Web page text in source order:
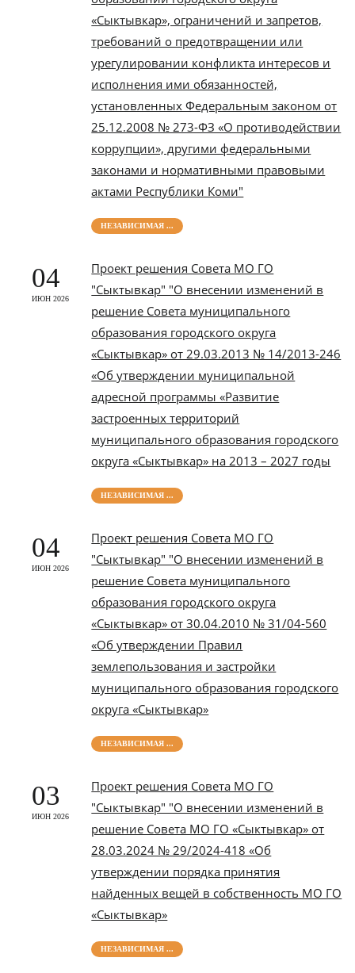
«Сыктывкар», ограничений и запретов,
требований о предотвращении или
урегулировании конфликта интересов и
исполнения ими обязанностей,
установленных Федеральным законом от
25.12.2008 № 273-ФЗ «О противодействии
коррупции», другими федеральными
законами и нормативными правовыми
актами Республики Коми"
НЕЗАВИСИМАЯ ...
04
ИЮН 2026
Проект решения Совета МО ГО
"Сыктывкар" "О внесении изменений в
решение Совета муниципального
образования городского округа
«Сыктывкар» от 29.03.2013 № 14/2013-246
«Об утверждении муниципальной
адресной программы «Развитие
застроенных территорий
муниципального образования городского
округа «Сыктывкар» на 2013 – 2027 годы
НЕЗАВИСИМАЯ ...
04
ИЮН 2026
Проект решения Совета МО ГО
"Сыктывкар" "О внесении изменений в
решение Совета муниципального
образования городского округа
«Сыктывкар» от 30.04.2010 № 31/04-560
«Об утверждении Правил
землепользования и застройки
муниципального образования городского
округа «Сыктывкар»
НЕЗАВИСИМАЯ ...
03
ИЮН 2026
Проект решения Совета МО ГО
"Сыктывкар" "О внесении изменений в
решение Совета МО ГО «Сыктывкар» от
28.03.2024 № 29/2024-418 «Об
утверждении порядка принятия
найденных вещей в собственность МО ГО
«Сыктывкар»
НЕЗАВИСИМАЯ ...